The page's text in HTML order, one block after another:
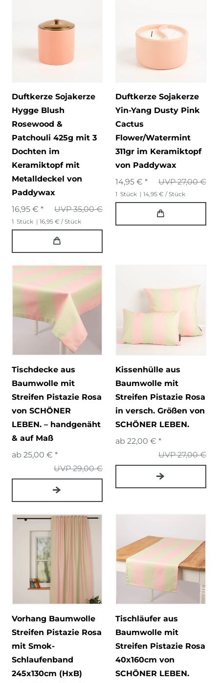
Duftkerze Sojakerze
Hygge Blush
Rosewood &
Patchouli 425g mit 3
Dochten im
Keramiktopf mit
Metalldeckel von
Paddywax
UVP 35,00 €
16,95 € *
1 Stück | 16,95 € / Stück
Duftkerze Sojakerze
Yin-Yang Dusty Pink
Cactus
Flower/Watermint
311gr im Keramiktopf
von Paddywax
UVP 27,00 €
14,95 € *
1 Stück | 14,95 € / Stück
Tischdecke aus
Baumwolle mit
Streifen Pistazie Rosa
von SCHÖNER
LEBEN. – handgenäht
& auf Maß
UVP 29,00 €
ab 25,00 € *
Kissenhülle aus
Baumwolle mit
Streifen Pistazie Rosa
in versch. Größen von
SCHÖNER LEBEN.
UVP 27,00 €
ab 22,00 € *
Vorhang Baumwolle
Streifen Pistazie Rosa
mit Smok-
Schlaufenband
245x130cm (HxB)
Tischläufer aus
Baumwolle mit
Streifen Pistazie Rosa
40x160cm von
SCHÖNER LEBEN.